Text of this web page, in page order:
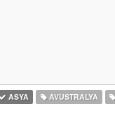
ASYA AVUSTRALYA